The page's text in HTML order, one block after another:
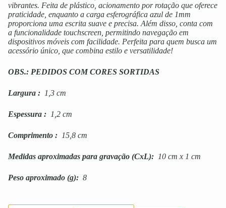
vibrantes. Feita de plástico, acionamento por rotação que oferece
praticidade, enquanto a carga esferográfica azul de 1mm
proporciona uma escrita suave e precisa. Além disso, conta com
a funcionalidade touchscreen, permitindo navegação em
dispositivos móveis com facilidade. Perfeita para quem busca um
acessório único, que combina estilo e versatilidade!
OBS.: PEDIDOS COM CORES SORTIDAS
Largura : 1,3 cm
Espessura : 1,2 cm
Comprimento : 15,8 cm
Medidas aproximadas para gravação (CxL): 10 cm x 1 cm
Peso aproximado (g): 8